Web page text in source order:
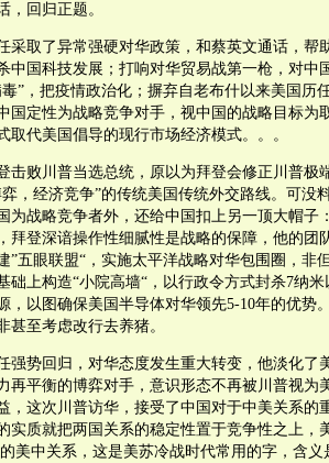
，回归正题。
采取了异常强硬对华政策，和蔡英文通话，帮
中国科技发展；打响对华贸易战第一枪，对中
毒”，把疫情政治化；摒弃自老布什以来美国历
国定性为战略竞争对手，视中国的战略目标为
取代美国倡导的现行市场经济模式。。。
击败川普当选总统，原以为拜登会修正川普极
弈，经济竞争”的传统美国传统外交路线。可没
为战略竞争者外，还给中国扣上另一顶大帽子
拜登深谙操作性细腻性是战略的保障，他的团
”五眼联盟“，实施太平洋战略对华包围圈，非
础上构造“小院高墙“，以行政令方式封杀7纳
，以图确保美国半导体对华领先5-10年的优势
甚至考虑改行去养猪。
强势回归，对华态度发生重大转变，他淡化了
再平衡的博弈对手，意识形态不再被川普视为
，这次川普访华，接受了中国对于中美关系的
实质就把两国关系的稳定性置于竞争性之上，
美中关系，这是美苏冷战时代常用的字，含